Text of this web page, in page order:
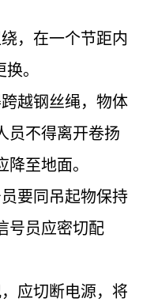
，在一个节距内
更换。
越钢丝绳，物体
员不得离开卷扬
应降至地面。
要同吊起物保持
号员应密切配
。
应切断电源，将